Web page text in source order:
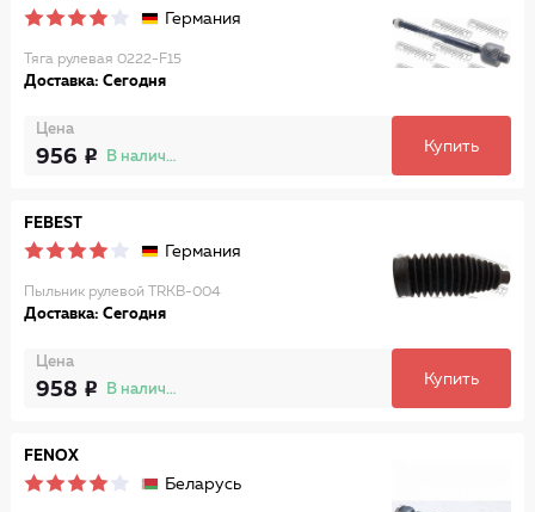
Германия
Тяга рулевая 0222-F15
Доставка: Сегодня
Цена
956 В наличии
Купить
FEBEST
Германия
Пыльник рулевой TRKB-004
Доставка: Сегодня
Цена
958 В наличии
Купить
FENOX
Беларусь